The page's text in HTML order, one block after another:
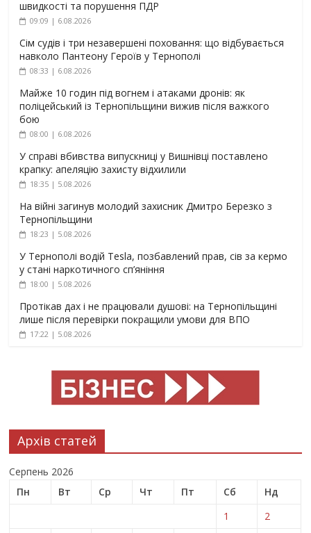
швидкості та порушення ПДР
09:09 | 6.08.2026
Сім судів і три незавершені поховання: що відбувається
навколо Пантеону Героїв у Тернополі
08:33 | 6.08.2026
Майже 10 годин під вогнем і атаками дронів: як
поліцейський із Тернопільщини вижив після важкого
бою
08:00 | 6.08.2026
У справі вбивства випускниці у Вишнівці поставлено
крапку: апеляцію захисту відхилили
18:35 | 5.08.2026
На війні загинув молодий захисник Дмитро Березко з
Тернопільщини
18:23 | 5.08.2026
У Тернополі водій Tesla, позбавлений прав, сів за кермо
у стані наркотичного сп’яніння
18:00 | 5.08.2026
Протікав дах і не працювали душові: на Тернопільщині
лише після перевірки покращили умови для ВПО
17:22 | 5.08.2026
Архів статей
Серпень 2026
Пн
Вт Ср Чт Пт Сб
Нд
1
2